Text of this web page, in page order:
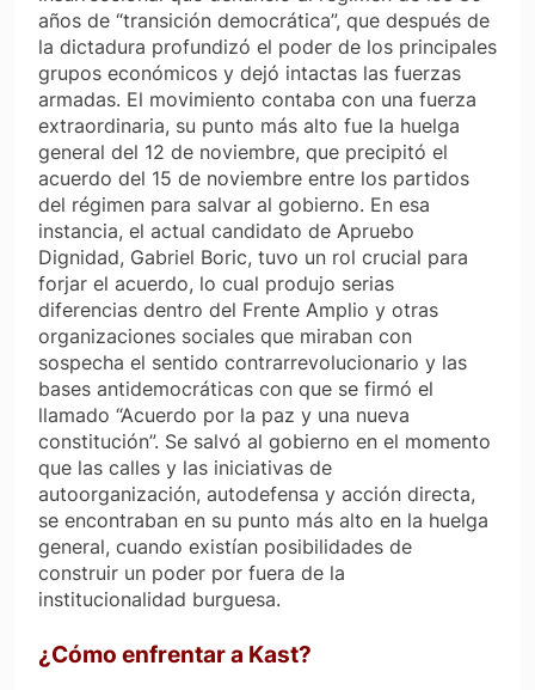
años de “transición democrática”, que después de
la dictadura profundizó el poder de los principales
grupos económicos y dejó intactas las fuerzas
armadas. El movimiento contaba con una fuerza
extraordinaria, su punto más alto fue la huelga
general del 12 de noviembre, que precipitó el
acuerdo del 15 de noviembre entre los partidos
del régimen para salvar al gobierno. En esa
instancia, el actual candidato de Apruebo
Dignidad, Gabriel Boric, tuvo un rol crucial para
forjar el acuerdo, lo cual produjo serias
diferencias dentro del Frente Amplio y otras
organizaciones sociales que miraban con
sospecha el sentido contrarrevolucionario y las
bases antidemocráticas con que se firmó el
llamado “Acuerdo por la paz y una nueva
constitución”. Se salvó al gobierno en el momento
que las calles y las iniciativas de
autoorganización, autodefensa y acción directa,
se encontraban en su punto más alto en la huelga
general, cuando existían posibilidades de
construir un poder por fuera de la
institucionalidad burguesa.
¿Cómo enfrentar a Kast?